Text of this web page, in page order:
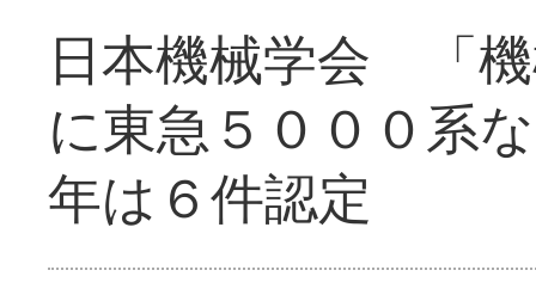
日本機械学会 「
に東急５０００系
年は６件認定